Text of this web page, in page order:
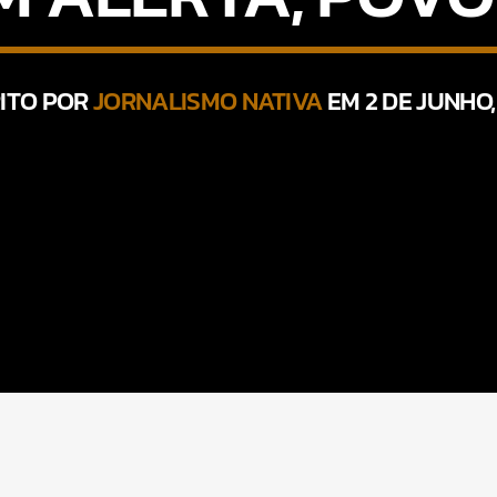
PORJORNALISMO NATIVAEM 2 DE